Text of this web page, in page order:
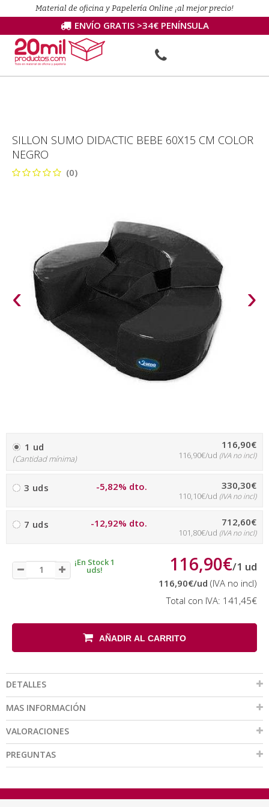
Material de oficina y Papelería Online ¡al mejor precio!
ENVÍO GRATIS >34€ PENÍNSULA
SILLON SUMO DIDACTIC BEBE 60X15 CM COLOR
NEGRO
(0)
‹ ›
1 ud
(Cantidad mínima)
116,90€
116,90€/ud (IVA no incl)
3 uds -5,82% dto. 330,30€
110,10€/ud (IVA no incl)
7 uds -12,92% dto. 712,60€
101,80€/ud (IVA no incl)
¡En Stock 1
uds! 116,90€/1 ud
116,90€/ud (IVA no incl)
Total con IVA: 141,45€
AÑADIR AL CARRITO
DETALLES
MAS INFORMACIÓN
VALORACIONES
PREGUNTAS